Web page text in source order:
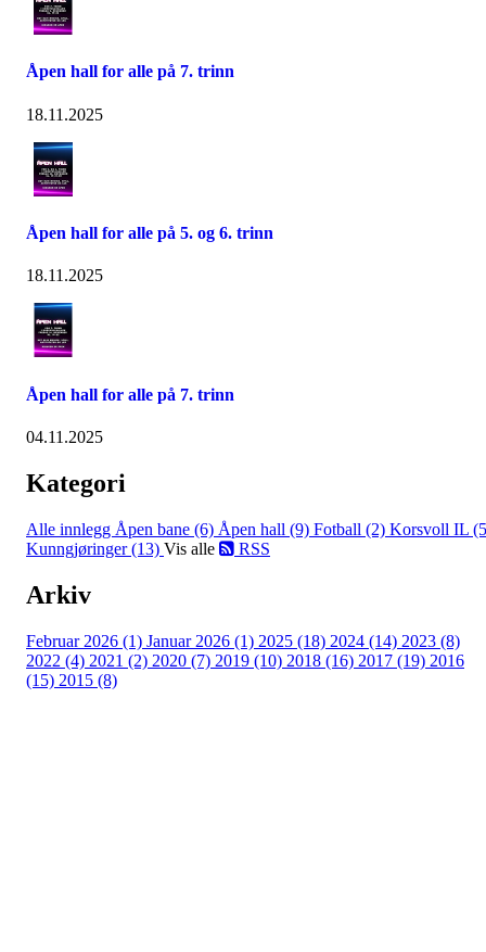
Åpen hall for alle på 7. trinn
18.11.2025
Åpen hall for alle på 5. og 6. trinn
18.11.2025
Åpen hall for alle på 7. trinn
04.11.2025
Kategori
Alle innlegg Åpen bane (6) Åpen hall (9) Fotball (2) Korsvoll IL
Kunngjøringer (13) Vis alle RSS
Arkiv
Februar 2026 (1) Januar 2026 (1) 2025 (18) 2024 (14) 2023 (8)
2022 (4) 2021 (2) 2020 (7) 2019 (10) 2018 (16) 2017 (19) 2016
(15) 2015 (8)